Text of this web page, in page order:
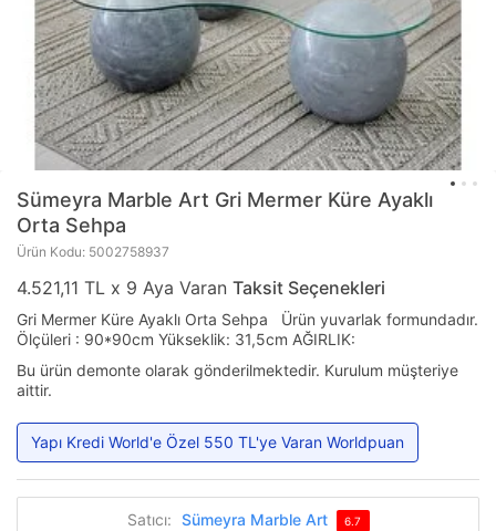
Sümeyra Marble Art Gri Mermer Küre Ayaklı
Orta Sehpa
Ürün Kodu: 5002758937
4.521,11 TL x 9 Aya Varan Taksit Seçenekleri
Gri Mermer Küre Ayaklı Orta Sehpa Ürün yuvarlak formundadır.
Ölçüleri : 90*90cm Yükseklik: 31,5cm AĞIRLIK:
Bu ürün demonte olarak gönderilmektedir. Kurulum müşteriye
aittir.
Yapı Kredi World'e Özel 550 TL'ye Varan Worldpuan
Satıcı: Sümeyra Marble Art 6.7